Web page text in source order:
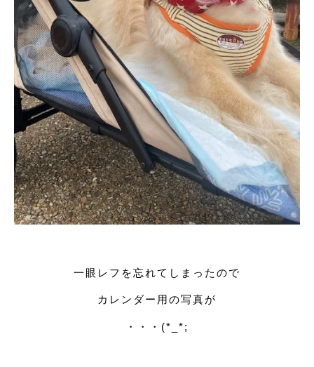
一眼レフを忘れてしまったので
カレンダー用の写真が
・・・(*_*;